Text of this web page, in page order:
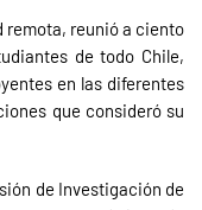
remota, reunió a ciento
de todo Chile,
en las diferentes
que consideró su
de Investigación de